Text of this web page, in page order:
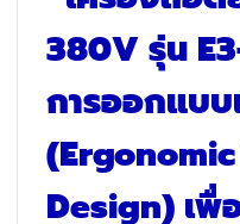
การออกแบ
Design) เพื่